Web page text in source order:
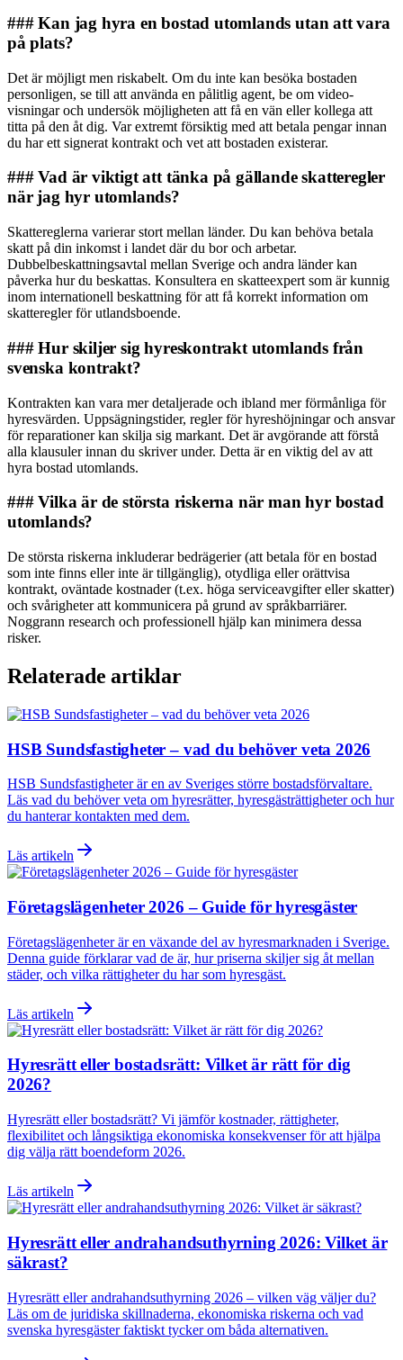
### Kan jag hyra en bostad utomlands utan att vara
på plats?
Det är möjligt men riskabelt. Om du inte kan besöka bostaden
personligen, se till att använda en pålitlig agent, be om video-
visningar och undersök möjligheten att få en vän eller kollega att
titta på den åt dig. Var extremt försiktig med att betala pengar innan
du har ett signerat kontrakt och vet att bostaden existerar.
### Vad är viktigt att tänka på gällande skatteregler
när jag hyr utomlands?
Skattereglerna varierar stort mellan länder. Du kan behöva betala
skatt på din inkomst i landet där du bor och arbetar.
Dubbelbeskattningsavtal mellan Sverige och andra länder kan
påverka hur du beskattas. Konsultera en skatteexpert som är kunnig
inom internationell beskattning för att få korrekt information om
skatteregler för utlandsboende.
### Hur skiljer sig hyreskontrakt utomlands från
svenska kontrakt?
Kontrakten kan vara mer detaljerade och ibland mer förmånliga för
hyresvärden. Uppsägningstider, regler för hyreshöjningar och ansvar
för reparationer kan skilja sig markant. Det är avgörande att förstå
alla klausuler innan du skriver under. Detta är en viktig del av att
hyra bostad utomlands.
### Vilka är de största riskerna när man hyr bostad
utomlands?
De största riskerna inkluderar bedrägerier (att betala för en bostad
som inte finns eller inte är tillgänglig), otydliga eller orättvisa
kontrakt, oväntade kostnader (t.ex. höga serviceavgifter eller skatter)
och svårigheter att kommunicera på grund av språkbarriärer.
Noggrann research och professionell hjälp kan minimera dessa
risker.
Relaterade artiklar
HSB Sundsfastigheter – vad du behöver veta 2026
HSB Sundsfastigheter är en av Sveriges större bostadsförvaltare.
Läs vad du behöver veta om hyresrätter, hyresgästrättigheter och hur
du hanterar kontakten med dem.
Läs artikeln
Företagslägenheter 2026 – Guide för hyresgäster
Företagslägenheter är en växande del av hyresmarknaden i Sverige.
Denna guide förklarar vad de är, hur priserna skiljer sig åt mellan
städer, och vilka rättigheter du har som hyresgäst.
Läs artikeln
Hyresrätt eller bostadsrätt: Vilket är rätt för dig
2026?
Hyresrätt eller bostadsrätt? Vi jämför kostnader, rättigheter,
flexibilitet och långsiktiga ekonomiska konsekvenser för att hjälpa
dig välja rätt boendeform 2026.
Läs artikeln
Hyresrätt eller andrahandsuthyrning 2026: Vilket är
säkrast?
Hyresrätt eller andrahandsuthyrning 2026 – vilken väg väljer du?
Läs om de juridiska skillnaderna, ekonomiska riskerna och vad
svenska hyresgäster faktiskt tycker om båda alternativen.